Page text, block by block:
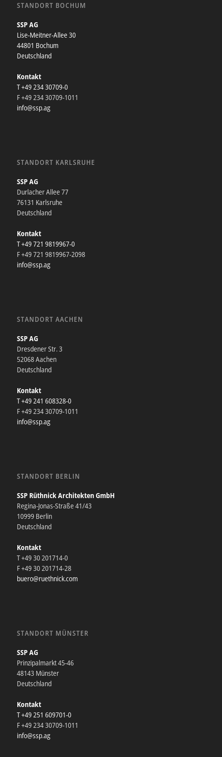
STANDORT BOCHUM
SSP AG
Lise-Meitner-Allee 30
44801 Bochum
Deutschland
Kontakt
T +49 234 30709-0
F +49 234 30709-1011
info@ssp.ag
STANDORT KARLSRUHE
SSP AG
Durlacher Allee 77
76131 Karlsruhe
Deutschland
Kontakt
T +49 721 9819967-0
F +49 721 9819967-2098
info@ssp.ag
STANDORT AACHEN
SSP AG
Dresdener Str. 3
52068 Aachen
Deutschland
Kontakt
T +49 241 608328-0
F +49 234 30709-1011
info@ssp.ag
STANDORT BERLIN
SSP Rüthnick Architekten GmbH
Regina-Jonas-Straße 41/43
10999 Berlin
Deutschland
Kontakt
T +49 30 201714-0
F +49 30 201714-28
buero@ruethnick.com
STANDORT MÜNSTER
SSP AG
Prinzipalmarkt 45-46
48143 Münster
Deutschland
Kontakt
T +49 251 609701-0
F +49 234 30709-1011
info@ssp.ag